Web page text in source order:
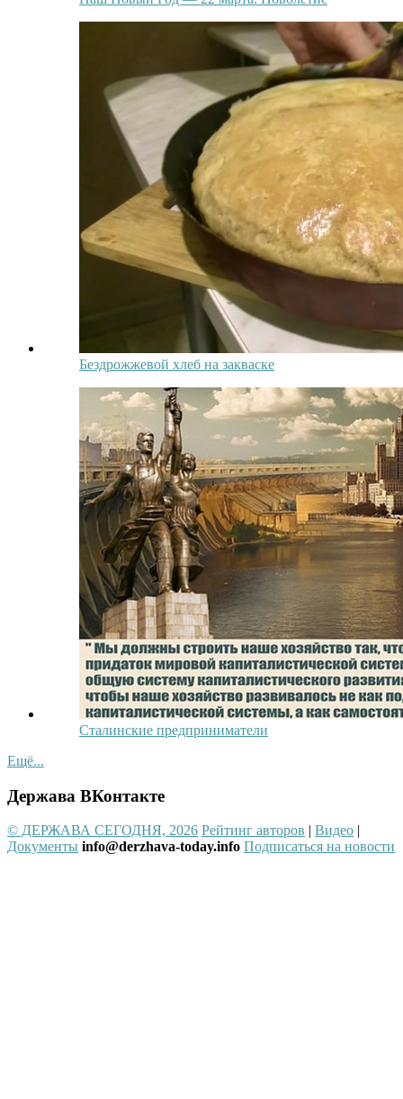
Бездрожжевой хлеб на закваске
Сталинские предприниматели
Ещё...
Держава ВКонтакте
© ДЕРЖАВА СЕГОДНЯ, 2026 Рейтинг авторов | Видео |
Документы info@derzhava-today.info Подписаться на новости